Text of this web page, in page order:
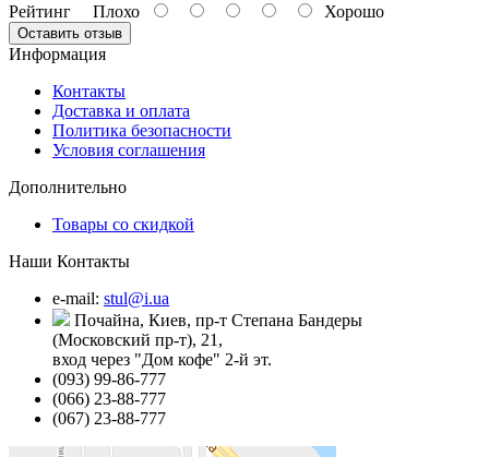
Рейтинг Плохо Хорошо
Оставить отзыв
Информация
Контакты
Доставка и оплата
Политика безопасности
Условия соглашения
Дополнительно
Товары со скидкой
Наши Контакты
e-mail: stul@i.ua
Почайна, Киев, пр-т Степана Бандеры
(Московский пр-т), 21,
вход через "Дом кофе" 2-й эт.
(093) 99-86-777
(066) 23-88-777
(067) 23-88-777